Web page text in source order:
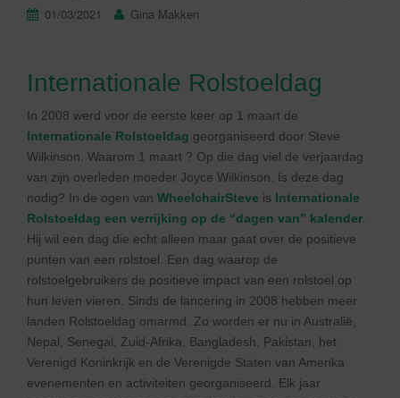
01/03/2021 Gina Makken
Internationale Rolstoeldag
In 2008 werd voor de eerste keer op 1 maart de
Internationale Rolstoeldag georganiseerd door Steve
Wilkinson. Waarom 1 maart ? Op die dag viel de verjaardag
van zijn overleden moeder Joyce Wilkinson. Is deze dag
nodig? In de ogen van WheelchairSteve is Internationale
Rolstoeldag een verrijking op de “dagen van” kalender
Hij wil een dag die echt alleen maar gaat over de positieve
punten van een rolstoel. Een dag waarop de
rolstoelgebruikers de positieve impact van een rolstoel op
hun leven vieren. Sinds de lancering in 2008 hebben meer
landen Rolstoeldag omarmd. Zo worden er nu in Australië,
Nepal, Senegal, Zuid-Afrika, Bangladesh, Pakistan, het
Verenigd Koninkrijk en de Verenigde Staten van Amerika
evenementen en activiteiten georganiseerd. Elk jaar